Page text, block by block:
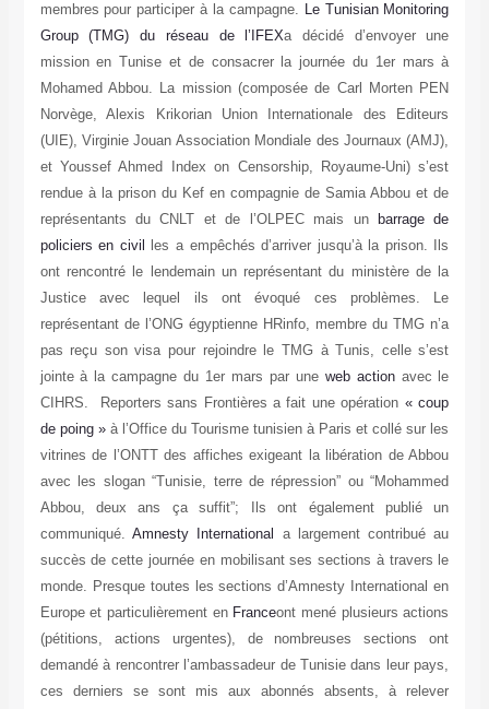
membres pour participer à la campagne. Le Tunisian Monitoring
Group (TMG) du réseau de l’IFEXa décidé d’envoyer une
mission en Tunise et de consacrer la journée du 1er mars à
Mohamed Abbou. La mission (composée de Carl Morten PEN
Norvège, Alexis Krikorian Union Internationale des Editeurs
(UIE), Virginie Jouan Association Mondiale des Journaux (AMJ),
et Youssef Ahmed Index on Censorship, Royaume-Uni) s’est
rendue à la prison du Kef en compagnie de Samia Abbou et de
représentants du CNLT et de l’OLPEC mais un
barrage de
policiers en civil
les a empêchés d’arriver jusqu’à la prison. Ils
ont rencontré le lendemain un représentant du ministère de la
Justice avec lequel ils ont évoqué ces problèmes. Le
représentant de l’ONG égyptienne HRinfo, membre du TMG n’a
pas reçu son visa pour rejoindre le TMG à Tunis, celle s’est
jointe à la campagne du 1er mars par une web action avec le
CIHRS. Reporters sans Frontières a fait une opération « coup
de poing »à l’Office du Tourisme tunisien à Paris et collé sur les
vitrines de l’ONTT des affiches exigeant la libération de Abbou
avec les slogan “Tunisie, terre de répression” ou “Mohammed
Abbou, deux ans ça suffit”; Ils ont également publié un
communiqué. Amnesty International
a largement contribué au
succès de cette journée en mobilisant ses sections à travers le
monde. Presque toutes les sections d’Amnesty International en
Europe et particulièrement en Franceont mené plusieurs actions
(pétitions, actions urgentes), de nombreuses sections ont
demandé à rencontrer l’ambassadeur de Tunisie dans leur pays,
ces derniers se sont mis aux abonnés absents, à relever